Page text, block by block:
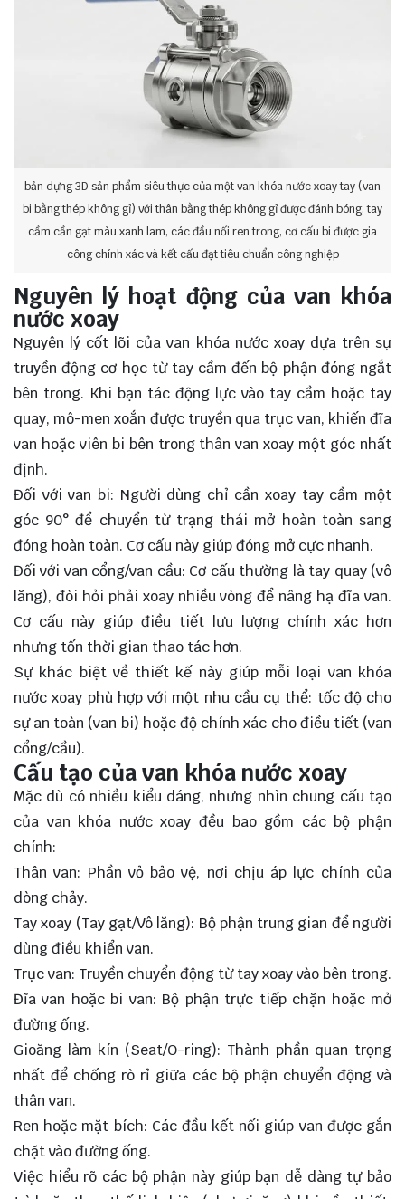
bản dựng 3D sản phẩm siêu thực của một van khóa nước xoay tay (van
bi bằng thép không gỉ) với thân bằng thép không gỉ được đánh bóng, tay
cầm cần gạt màu xanh lam, các đầu nối ren trong, cơ cấu bi được gia
công chính xác và kết cấu đạt tiêu chuẩn công nghiệp
Nguyên lý hoạt động của van khóa
nước xoay
Nguyên lý cốt lõi của van khóa nước xoay dựa trên sự
truyền động cơ học từ tay cầm đến bộ phận đóng ngắt
bên trong. Khi bạn tác động lực vào tay cầm hoặc tay
quay, mô-men xoắn được truyền qua trục van, khiến đĩa
van hoặc viên bi bên trong thân van xoay một góc nhất
định.
Đối với van bi: Người dùng chỉ cần xoay tay cầm một
góc 90° để chuyển từ trạng thái mở hoàn toàn sang
đóng hoàn toàn. Cơ cấu này giúp đóng mở cực nhanh.
Đối với van cổng/van cầu: Cơ cấu thường là tay quay (vô
lăng), đòi hỏi phải xoay nhiều vòng để nâng hạ đĩa van.
Cơ cấu này giúp điều tiết lưu lượng chính xác hơn
nhưng tốn thời gian thao tác hơn.
Sự khác biệt về thiết kế này giúp mỗi loại van khóa
nước xoay phù hợp với một nhu cầu cụ thể: tốc độ cho
sự an toàn (van bi) hoặc độ chính xác cho điều tiết (van
cổng/cầu).
Cấu tạo của van khóa nước xoay
Mặc dù có nhiều kiểu dáng, nhưng nhìn chung cấu tạo
của van khóa nước xoay đều bao gồm các bộ phận
chính:
Thân van: Phần vỏ bảo vệ, nơi chịu áp lực chính của
dòng chảy.
Tay xoay (Tay gạt/Vô lăng): Bộ phận trung gian để người
dùng điều khiển van.
Trục van: Truyền chuyển động từ tay xoay vào bên trong.
Đĩa van hoặc bi van: Bộ phận trực tiếp chặn hoặc mở
đường ống.
Gioăng làm kín (Seat/O-ring): Thành phần quan trọng
nhất để chống rò rỉ giữa các bộ phận chuyển động và
thân van.
Ren hoặc mặt bích: Các đầu kết nối giúp van được gắn
chặt vào đường ống.
Việc hiểu rõ các bộ phận này giúp bạn dễ dàng tự bảo